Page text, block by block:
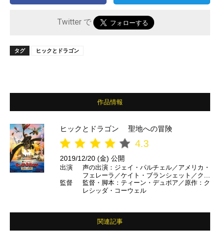
Twitter で
タグ ヒックとドラゴン
作品情報
ヒックとドラゴン 聖地への冒険
4.3
2019/12/20 (金) 公開
出演
声の出演：ジェイ・パルチェル／アメリカ・
フェレーラ／ケイト・ブランシェット／クレ
イク・ファーガソン／F・マーレイ・エイブ
ラハム ほか （日本語吹き替え）田谷隼／
監督
監督・脚本：ティーン・デュボア／原作：ク
レシッダ・コーウェル
関連記事